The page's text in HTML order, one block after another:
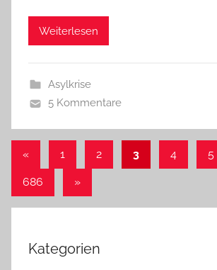
Weiterlesen
Asylkrise
5 Kommentare
Beitragsnavigation
«Vorherige
Beiträge
1 2 3 4 5
686
Nächste
Beiträge
»
Kategorien